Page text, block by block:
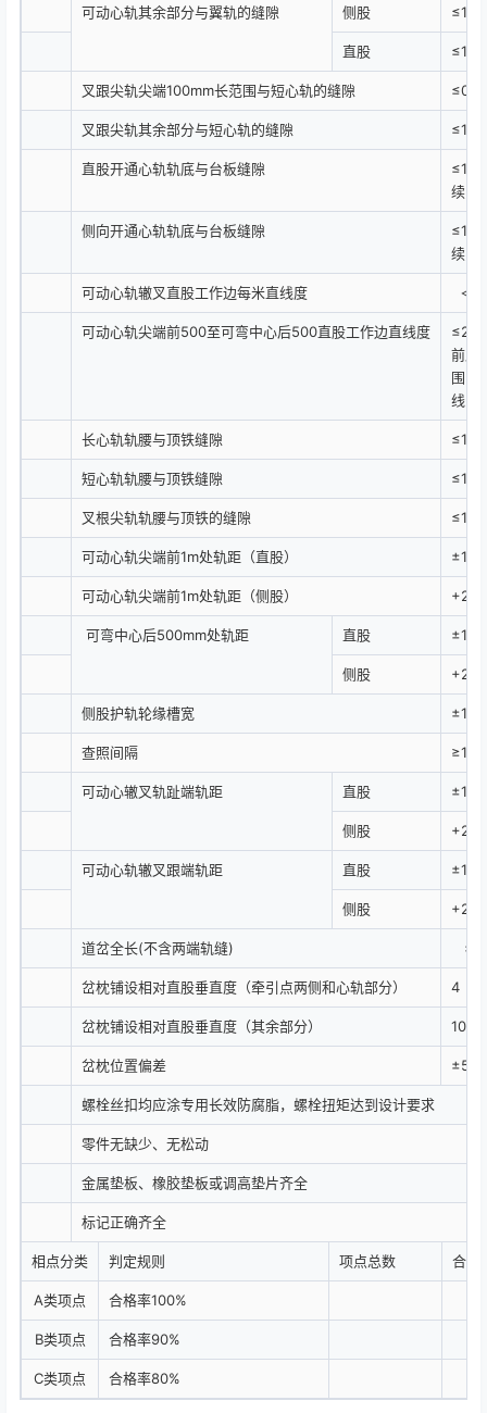
可动心轨其余部分与翼轨的缝隙 侧股 ≤1.0
直股 ≤1.0
叉跟尖轨尖端100mm长范围与短心轨的缝隙 ≤0.5
叉跟尖轨其余部分与短心轨的缝隙 ≤1.5
直股开通心轨轨底与台板缝隙
≤1.0
续出
侧向开通心轨轨底与台板缝隙
≤1.0
续出
可动心轨辙叉直股工作边每米直线度 ＜
可动心轨尖端前500至可弯中心后500直股工作边直线度
≤2.5
前后
围内
线
长心轨轨腰与顶铁缝隙 ≤1.0
短心轨轨腰与顶铁缝隙 ≤1.0
叉根尖轨轨腰与顶铁的缝隙 ≤1.0
可动心轨尖端前1m处轨距（直股） ±1.0
可动心轨尖端前1m处轨距（侧股）
可弯中心后500mm处轨距 直股 ±1.0
侧股
侧股护轨轮缘槽宽 ±1.0
查照间隔
可动心辙叉轨趾端轨距 直股 ±1.0
侧股
可动心轨辙叉跟端轨距 直股 ±1.0
侧股
道岔全长(不含两端轨缝)
岔枕铺设相对直股垂直度（牵引点两侧和心轨部分） 4
岔枕铺设相对直股垂直度（其余部分） 10
岔枕位置偏差 ±5.0
螺栓丝扣均应涂专用长效防腐脂，螺栓扭矩达到设计要求
零件无缺少、无松动
金属垫板、橡胶垫板或调高垫片齐全
标记正确齐全
相点分类 判定规则 项点总数 合格
A类项点 合格率100%
B类项点 合格率90%
C类项点 合格率80%